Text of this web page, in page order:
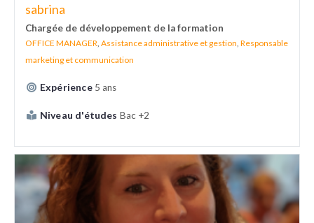
sabrina
Chargée de développement de la formation
OFFICE MANAGER Assistance administrative et gestion Responsable
marketing et communication
Expérience 5 ans
Niveau d'études Bac +2